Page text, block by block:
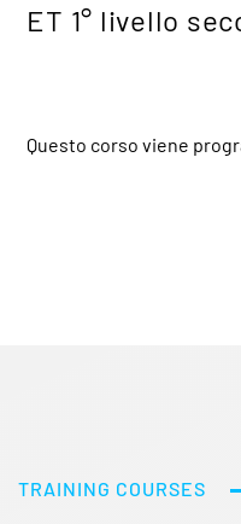
ET 1° livello
Questo corso viene
TRAINING COURSES